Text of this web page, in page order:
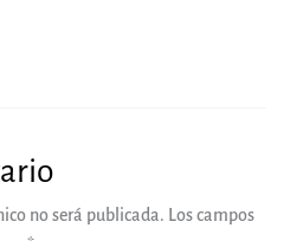
no será publicada. Los campos